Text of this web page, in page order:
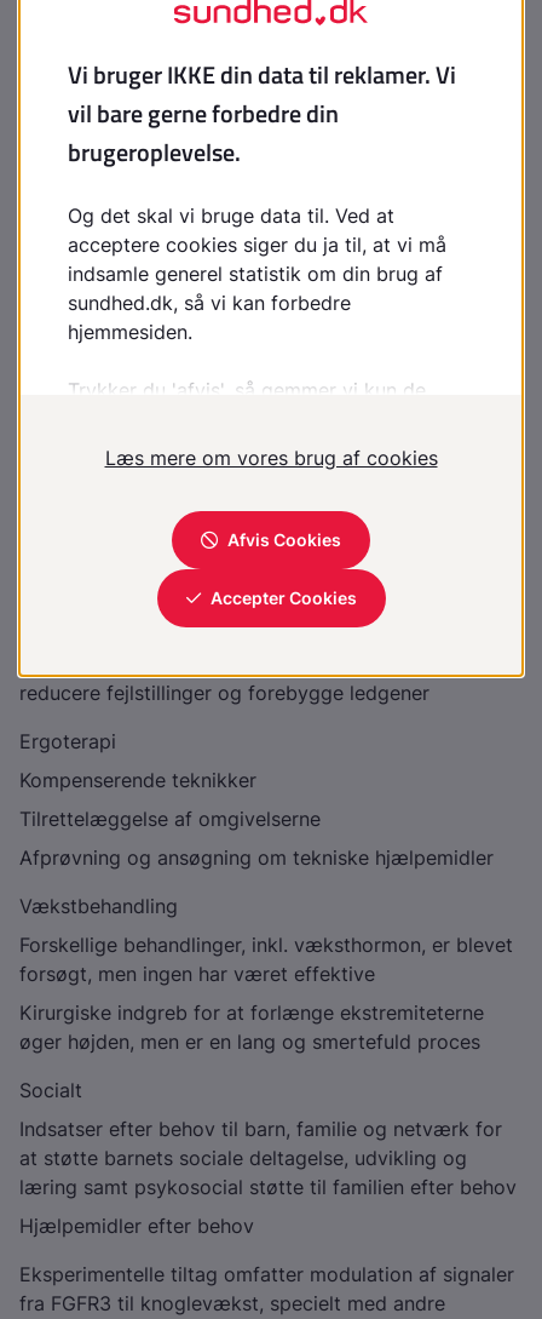
Overveje kirurgisk korrektion (osteotomi) i
Bør følges fra barndommen vha. vækstkurver for børn
med akondroplasi
overestimerer vægt hos personer med lille højde, og
midje/hofteratio og triceps hudfoldtykkelse er usikre
mål for vægt ved akondroplasi
Fertilitet
Fysioterapi
skole for at fremme den motoriske udvikling, især i
Unge og voksne kan have nytte af hjælp til at finde
alternative måder at være fysisk aktiv på
reducere fejlstillinger og forebygge ledgener
Ergoterapi
Kompenserende teknikker
Tilrettelæggelse af omgivelserne
Afprøvning og ansøgning om tekniske hjælpemidler
Vækstbehandling
Forskellige behandlinger, inkl. væksthormon, er blevet
forsøgt, men ingen har været effektive
Kirurgiske indgreb for at forlænge ekstremiteterne
øger højden, men er en lang og smertefuld proces
Socialt
Indsatser efter behov til barn, familie og netværk for
at støtte barnets sociale deltagelse, udvikling og
læring samt psykosocial støtte til familien efter behov
Hjælpemidler efter behov
Eksperimentelle tiltag omfatter modulation af signaler
fra FGFR3 til knoglevækst, specielt med andre